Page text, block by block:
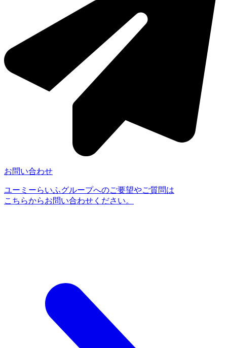
お問い合わせ
ユーミーらいふグループへのご要望やご質問は
こちらからお問い合わせください。